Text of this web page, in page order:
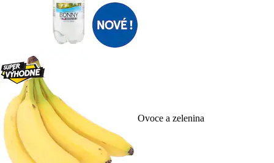
Ovoce a zelenina